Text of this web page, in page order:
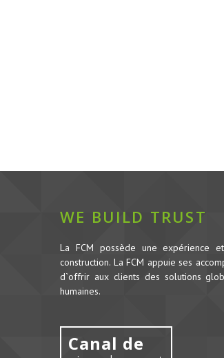
WE BUILD TRUST
La FCM possède une expérience
construction. La FCM appuie ses
d`offrir aux clients des solutions
humaines.
Canal de